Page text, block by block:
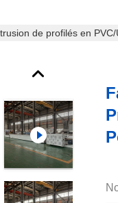
de profilés en